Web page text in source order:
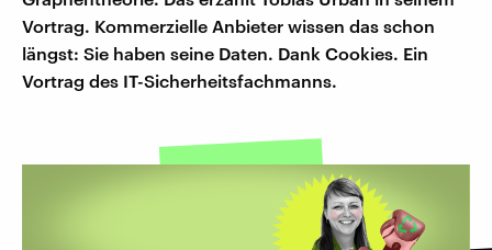
Vortrag. Kommerzielle Anbieter wissen das schon
längst: Sie haben seine Daten. Dank Cookies. Ein
Vortrag des IT-Sicherheitsfachmanns.